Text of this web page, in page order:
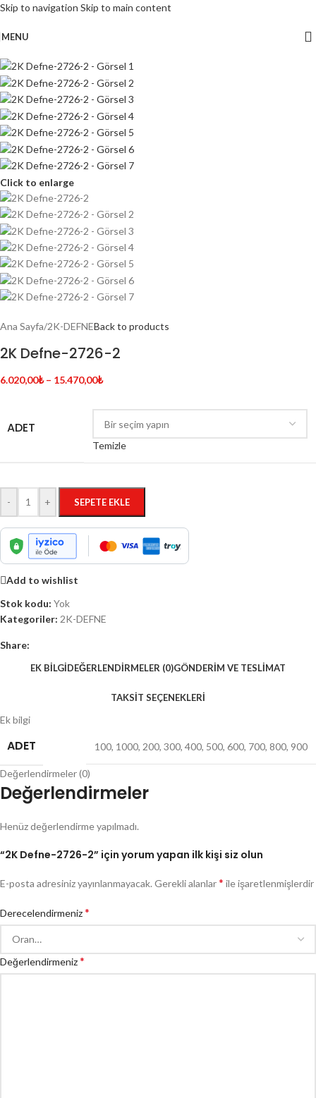
Skip to navigation Skip to main content
MENU
Click to enlarge
Ana Sayfa/2K-DEFNEBack to products
2K Defne-2726-2
6.020,00₺ – 15.470,00₺
ADET
Temizle
- + SEPETE EKLE
Add to wishlist
Stok kodu: Yok
Kategoriler: 2K-DEFNE
Share:
EK BILGIDEĞERLENDIRMELER (0)GÖNDERIM VE TESLIMAT
TAKSIT SEÇENEKLERI
Ek bilgi
ADET 100, 1000, 200, 300, 400, 500, 600, 700, 800, 900
Değerlendirmeler (0)
Değerlendirmeler
Henüz değerlendirme yapılmadı.
“2K Defne-2726-2” için yorum yapan ilk kişi siz olun
E-posta adresiniz yayınlanmayacak. Gerekli alanlar* ile işaretlenmişlerdir
Derecelendirmeniz*
Değerlendirmeniz*